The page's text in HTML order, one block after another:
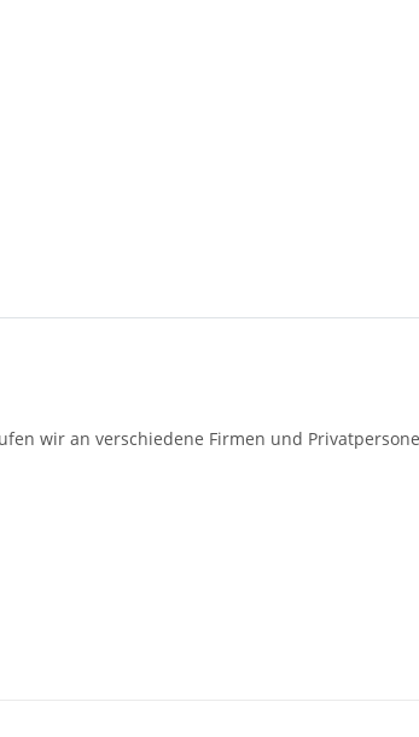
wir an verschiedene Firmen und